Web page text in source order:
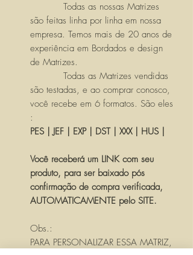
Todas as nossas Matrizes
são feitas linha por linha em nossa
empresa. Temos mais de 20 anos de
experiência em Bordados e design
de Matrizes.
Todas as Matrizes vendidas
são testadas, e ao comprar conosco,
você recebe em 6 formatos. São eles
:
PES | JEF | EXP | DST | XXX | HUS |
Você receberá um LINK com seu
produto, para ser baixado pós
confirmação de compra verificada,
AUTOMATICAMENTE pelo SITE.
Obs.:
PARA PERSONALIZAR ESSA MATRIZ,